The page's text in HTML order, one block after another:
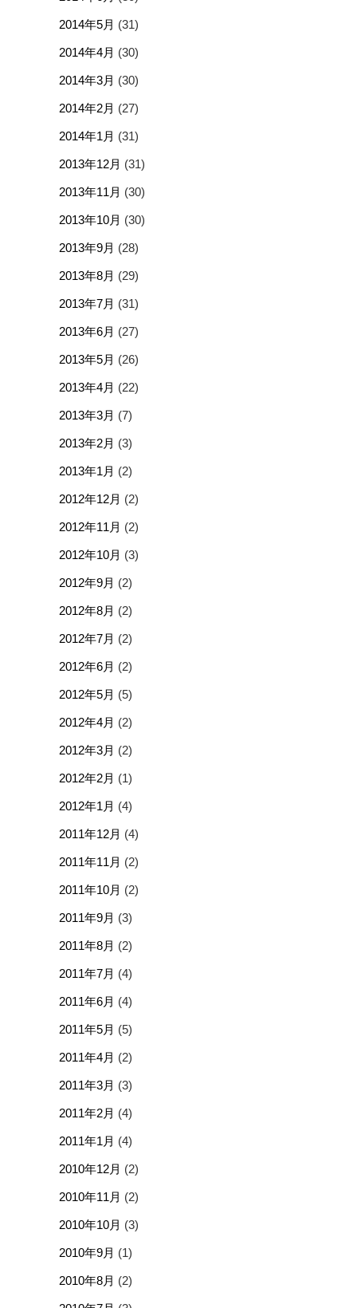
2014年5月 (31)
2014年4月 (30)
2014年3月 (30)
2014年2月 (27)
2014年1月 (31)
2013年12月 (31)
2013年11月 (30)
2013年10月 (30)
2013年9月 (28)
2013年8月 (29)
2013年7月 (31)
2013年6月 (27)
2013年5月 (26)
2013年4月 (22)
2013年3月 (7)
2013年2月 (3)
2013年1月 (2)
2012年12月 (2)
2012年11月 (2)
2012年10月 (3)
2012年9月 (2)
2012年8月 (2)
2012年7月 (2)
2012年6月 (2)
2012年5月 (5)
2012年4月 (2)
2012年3月 (2)
2012年2月 (1)
2012年1月 (4)
2011年12月 (4)
2011年11月 (2)
2011年10月 (2)
2011年9月 (3)
2011年8月 (2)
2011年7月 (4)
2011年6月 (4)
2011年5月 (5)
2011年4月 (2)
2011年3月 (3)
2011年2月 (4)
2011年1月 (4)
2010年12月 (2)
2010年11月 (2)
2010年10月 (3)
2010年9月 (1)
2010年8月 (2)